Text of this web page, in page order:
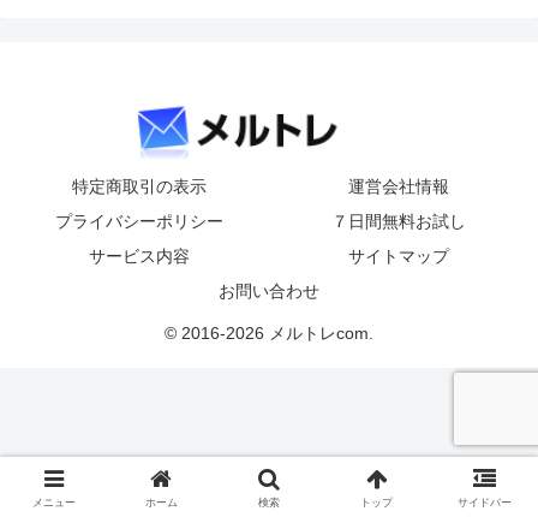
特定商取引の表示
運営会社情報
プライバシーポリシー
７日間無料お試し
サービス内容
サイトマップ
お問い合わせ
© 2016-2026 メルトレcom.
メニュー ホーム 検索 トップ サイドバー